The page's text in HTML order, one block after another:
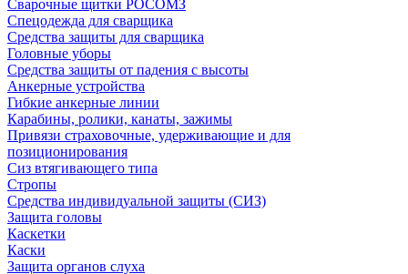
Сварочные щитки РОСОМЗ
Спецодежда для сварщика
Средства защиты для сварщика
Головные уборы
Средства защиты от падения с высоты
Анкерные устройства
Гибкие анкерные линии
Карабины, ролики, канаты, зажимы
Привязи страховочные, удерживающие и для
позиционирования
Сиз втягивающего типа
Стропы
Средства индивидуальной защиты (СИЗ)
Защита головы
Каскетки
Каски
Защита органов слуха